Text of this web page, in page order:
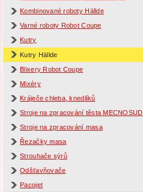
Kombinované roboty Hällde
Varné roboty Robot Coupe
Kutry
Kutry Hällde
Blixery Robot Coupe
Mixéry
Kráječe chleba, knedlíků
Stroje na zpracování těsta MECNOSUD
Stroje na zpracování masa
Řezačky masa
Strouhače sýrů
Odšťavňovače
Pacojet